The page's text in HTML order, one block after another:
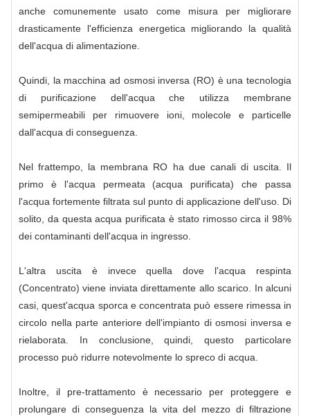
anche comunemente usato come misura per migliorare
drasticamente l'efficienza energetica migliorando la qualità
dell'acqua di alimentazione.
Quindi, la macchina ad osmosi inversa (RO) è una tecnologia
di purificazione dell'acqua che utilizza membrane
semipermeabili per rimuovere ioni, molecole e particelle
dall'acqua di conseguenza.
Nel frattempo, la membrana RO ha due canali di uscita. Il
primo è l'acqua permeata (acqua purificata) che passa
l'acqua fortemente filtrata sul punto di applicazione dell'uso. Di
solito, da questa acqua purificata è stato rimosso circa il 98%
dei contaminanti dell'acqua in ingresso.
L'altra uscita è invece quella dove l'acqua respinta
(Concentrato) viene inviata direttamente allo scarico. In alcuni
casi, quest'acqua sporca e concentrata può essere rimessa in
circolo nella parte anteriore dell'impianto di osmosi inversa e
rielaborata. In conclusione, quindi, questo particolare
processo può ridurre notevolmente lo spreco di acqua.
Inoltre, il pre-trattamento è necessario per proteggere e
prolungare di conseguenza la vita del mezzo di filtrazione